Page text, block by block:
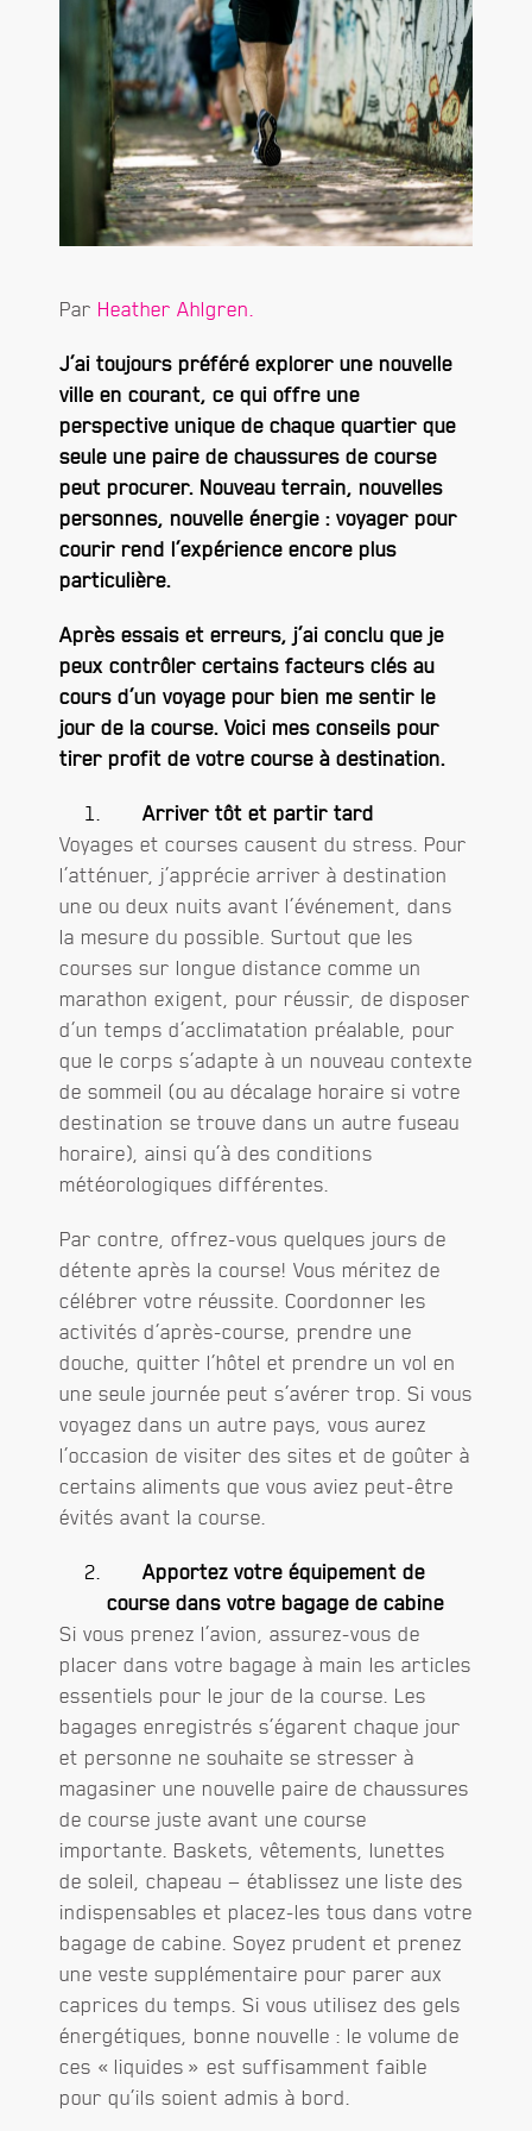
Par Heather Ahlgren.
J’ai toujours préféré explorer une nouvelle
ville en courant, ce qui offre une
perspective unique de chaque quartier que
seule une paire de chaussures de course
peut procurer. Nouveau terrain, nouvelles
personnes, nouvelle énergie : voyager pour
courir rend l’expérience encore plus
particulière.
Après essais et erreurs, j’ai conclu que je
peux contrôler certains facteurs clés au
cours d’un voyage pour bien me sentir le
jour de la course. Voici mes conseils pour
tirer profit de votre course à destination.
Arriver tôt et partir tard
Voyages et courses causent du stress. Pour
l’atténuer, j’apprécie arriver à destination
une ou deux nuits avant l’événement, dans
la mesure du possible. Surtout que les
courses sur longue distance comme un
marathon exigent, pour réussir, de disposer
d’un temps d’acclimatation préalable, pour
que le corps s’adapte à un nouveau contexte
de sommeil (ou au décalage horaire si votre
destination se trouve dans un autre fuseau
horaire), ainsi qu’à des conditions
météorologiques différentes.
Par contre, offrez-vous quelques jours de
détente après la course! Vous méritez de
célébrer votre réussite. Coordonner les
activités d’après-course, prendre une
douche, quitter l’hôtel et prendre un vol en
une seule journée peut s’avérer trop. Si vous
voyagez dans un autre pays, vous aurez
l’occasion de visiter des sites et de goûter à
certains aliments que vous aviez peut-être
évités avant la course.
Apportez votre équipement de
course dans votre bagage de cabine
Si vous prenez l’avion, assurez-vous de
placer dans votre bagage à main les articles
essentiels pour le jour de la course. Les
bagages enregistrés s’égarent chaque jour
et personne ne souhaite se stresser à
magasiner une nouvelle paire de chaussures
de course juste avant une course
importante. Baskets, vêtements, lunettes
de soleil, chapeau — établissez une liste des
indispensables et placez-les tous dans votre
bagage de cabine. Soyez prudent et prenez
une veste supplémentaire pour parer aux
caprices du temps. Si vous utilisez des gels
énergétiques, bonne nouvelle : le volume de
ces « liquides » est suffisamment faible
pour qu’ils soient admis à bord.